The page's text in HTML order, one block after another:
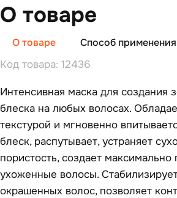
О товаре
О товаре Способ применения
Код товара: 12436
Интенсивная маска для создания
блеска на любых волосах.
текстурой и мгновенно
блеск, распутывает, устраняет
пористость, создает максимально
ухоженные волосы.
окрашенных волос, позволяет